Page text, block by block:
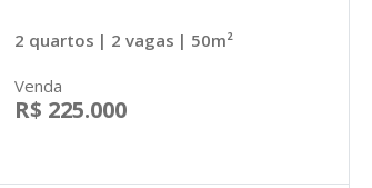
2 quartos | 2 vagas | 50m²
Venda
R$ 225.000